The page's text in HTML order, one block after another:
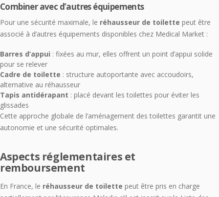
Combiner avec d’autres équipements
Pour une sécurité maximale, le réhausseur de toilette peut être
associé à d’autres équipements disponibles chez Medical Market :
Barres d’appui : fixées au mur, elles offrent un point d’appui solide
pour se relever
Cadre de toilette : structure autoportante avec accoudoirs,
alternative au réhausseur
Tapis antidérapant : placé devant les toilettes pour éviter les
glissades
Cette approche globale de l’aménagement des toilettes garantit une
autonomie et une sécurité optimales.
Aspects réglementaires et
remboursement
En France, le réhausseur de toilette peut être pris en charge